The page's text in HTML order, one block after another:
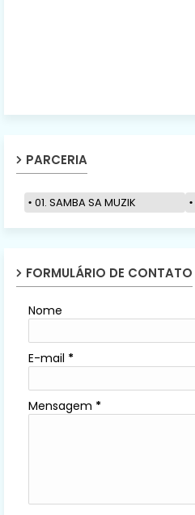
PARCERIA
01. SAMBA SA MUZIK
FORMULÁRIO DE CONTATO
Nome
E-mail *
Mensagem *